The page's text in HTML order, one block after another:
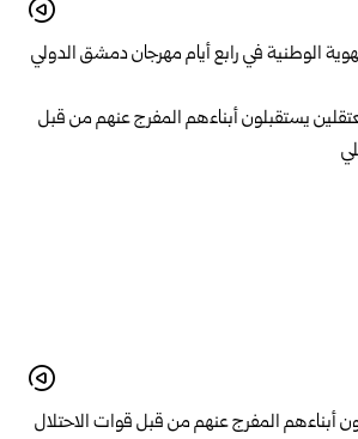
الوطنية في رابع أيام مهرجان دمشق الدولي
أبناءهم المفرج عنهم من قبل قوات الاحتلال